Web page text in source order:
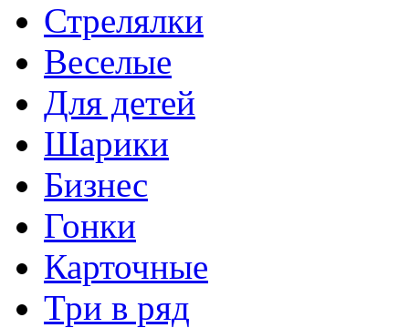
Стрелялки
Веселые
Для детей
Шарики
Бизнес
Гонки
Карточные
Три в ряд